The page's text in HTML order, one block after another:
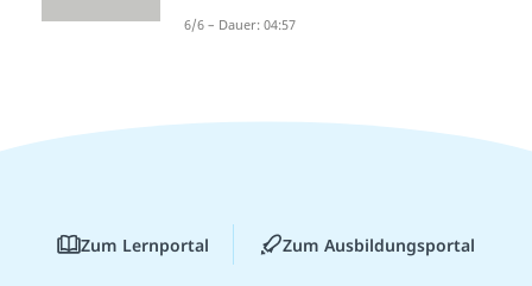
6/6 – Dauer: 04:57
Zum Lernportal Zum Ausbildungsportal